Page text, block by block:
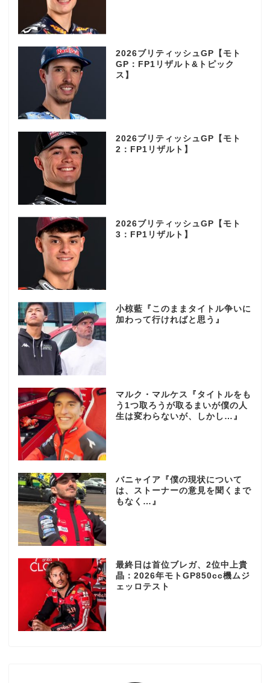
2026ブリティッシュGP【モト
GP：FP1リザルト&トピック
ス】
2026ブリティッシュGP【モト
2：FP1リザルト】
2026ブリティッシュGP【モト
3：FP1リザルト】
小椋藍『このままタイトル争いに
加わって行ければと思う』
マルク・マルケス『タイトルをも
う1つ取ろうが取るまいが僕の人
生は変わらないが、しかし…』
バニャイア『僕の現状について
は、ストーナーの意見を聞くまで
もなく…』
最終日は首位ブレガ、2位中上貴
晶：2026年モトGP850cc機ムジ
ェッロテスト